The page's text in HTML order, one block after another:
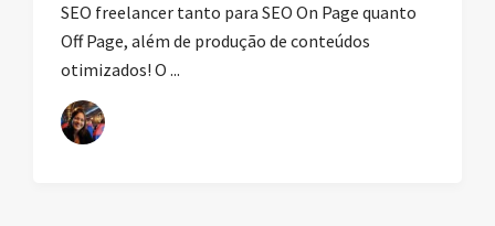
SEO freelancer tanto para SEO On Page quanto
Off Page, além de produção de conteúdos
otimizados! O ...